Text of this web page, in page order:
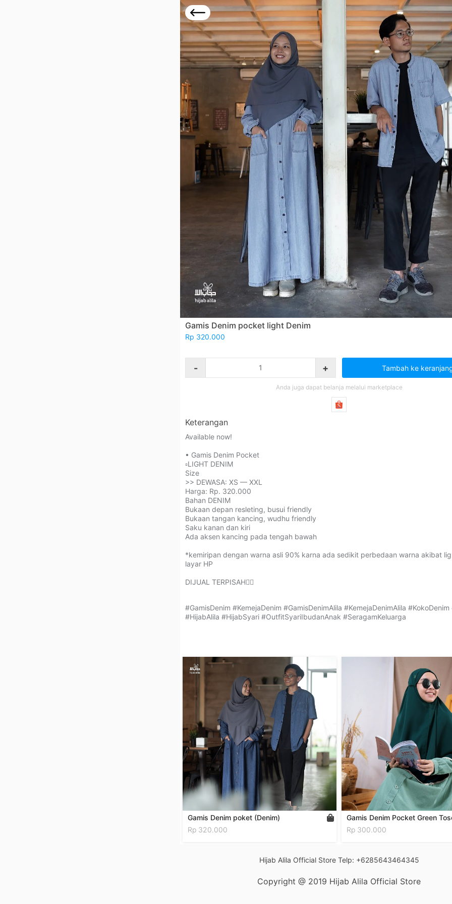
Gamis Denim pocket light Denim
Rp 320.000
- + Tambah ke
Anda juga dapat belanja melalui marketplace
Keterangan
Available now!
• Gamis Denim Pocket⁣⁣
▫️LIGHT DENIM⁣⁣
Size⁣⁣
>> DEWASA: XS — XXL⁣⁣
Harga: Rp. 320.000⁣⁣
Bahan DENIM⁣⁣
Bukaan depan resleting, busui friendly⁣⁣
Bukaan tangan kancing, wudhu friendly⁣⁣
Saku kanan dan kiri⁣⁣
Ada aksen kancing pada tengah bawah⁣⁣
*kemiripan dengan warna asli 90% karna ada sedikit perbedaan warna akibat
layar HP⁣⁣⁣⁣⁣⁣
⁣⁣⁣⁣DIJUAL TERPISAH👆🏻⁣⁣
#GamisDenim #KemejaDenim #GamisDenimAlila #KemejaDenimAlila #KokoDenim
#HijabAlila #HijabSyari #OutfitSyariIbudanAnak #SeragamKeluarga
Gamis Denim poket (Denim)
Rp 320.000
Gamis Denim Pocket⁣⁣⁣⁣⁣ Green
Rp 300.000
Hijab Alila Official Store Telp: +6285643464345
Copyright @ 2019 Hijab Alila Official Store